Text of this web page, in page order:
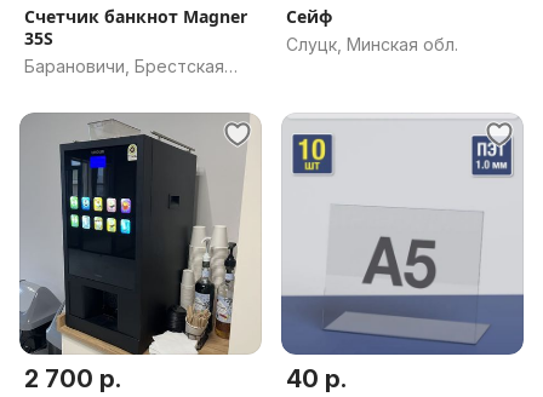
Счетчик банкнот Magner
35S
Барановичи, Брестская
Сейф
Слуцк, Минская обл.
2 700 р. 40 р.